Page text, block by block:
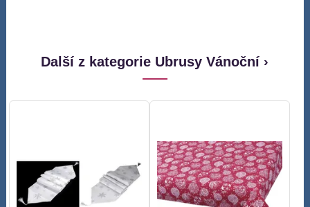
Další z kategorie Ubrusy Vánoční ›